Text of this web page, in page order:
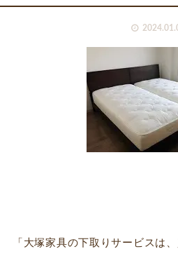
「大塚家具の下取りサービスは